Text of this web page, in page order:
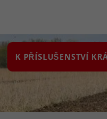
K PŘÍSLUŠENSTVÍ